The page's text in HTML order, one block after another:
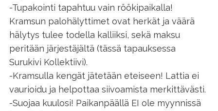
-Tupakointi tapahtuu vain röökipaikalla!
Kramsun palohälyttimet ovat herkät ja väärä
hälytys tulee todella kalliiksi, sekä maksu
peritään järjestäjältä (tässä tapauksessa
Surukivi Kollektiivi).
-Kramsulla kengät jätetään eteiseen! Lattia ei
vaurioidu ja helpottaa siivoamista merkittävästi.
-Suojaa kuulosi! Paikanpäällä EI ole myynnissä